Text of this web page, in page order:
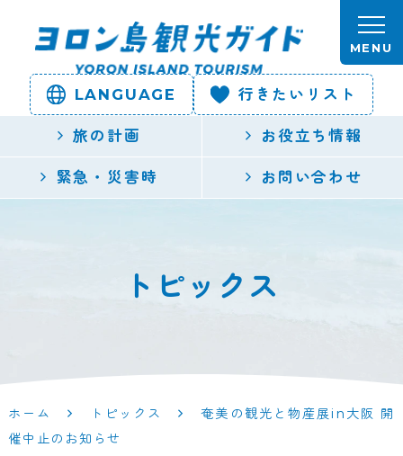
ヨロン島
観光ガイ
ド | 鹿児
端の与論
光サイト
LANGUAGE 行きたいリスト
旅の計画 お役立ち情報
緊急・災害時 お問い合わせ
MENU
トピックス
ホーム トピックス
奄美の観光と物産展in大阪 開
催中止のお知らせ